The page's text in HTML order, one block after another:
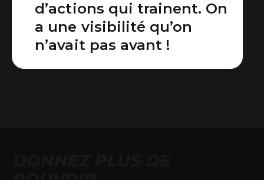
d’actions qui trainent. On
a une visibilité qu’on
n’avait pas avant !